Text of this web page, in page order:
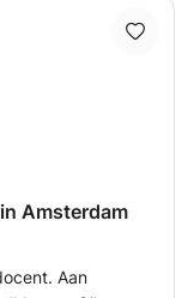
ik
aanpak om al
te
vereist. Als u
te stellen.
zodat we een
Amsterdam
Aan